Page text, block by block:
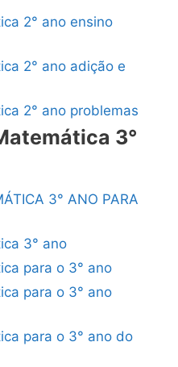
2° ano ensino
2° ano adição e
2° ano problemas
3°
3° ANO PARA
3° ano
para o 3° ano
para o 3° ano
para o 3° ano do